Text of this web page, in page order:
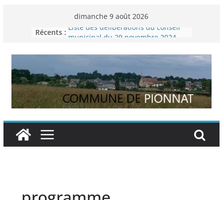
dimanche 9 août 2026
Récents : Liste des délibérations du conseil
Voyager en Europe pour les jeunes
Enquête INSEE
Liste des délibérations du conseil
municipal en date du 5/12/2024